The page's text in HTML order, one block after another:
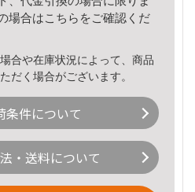
場合はこちら をご確認くだ
合や在庫状況によって、商品
だく場合がございます。
条件について
・送料について